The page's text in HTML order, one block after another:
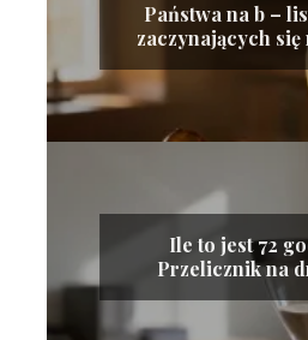
Państwa na b –
zaczynających się
Ile to jest 72
Przelicznik na
jednostki